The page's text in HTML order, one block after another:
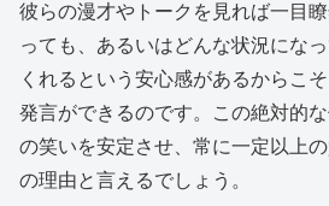
彼らの漫才やトークを見れば一目
っても、あるいはどんな状況にな
くれるという安心感があるからこ
発言ができるのです。この絶対的
の笑いを安定させ、常に一定以上
の理由と言えるでしょう。